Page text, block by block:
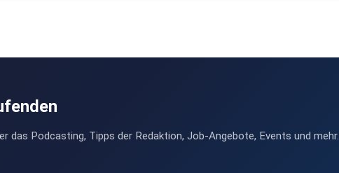
das Podcasting, Tipps der Redaktion, Job-Angebote, Events und mehr.